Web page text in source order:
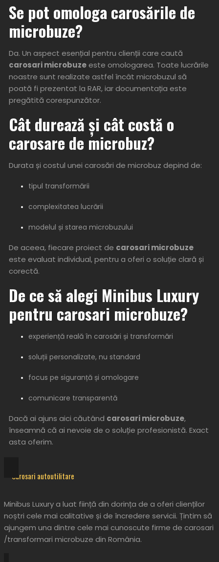
Se pot omologa carosările de
microbuze?
Da. Un aspect esențial pentru clienții care caută
carosari microbuzeeste omologarea. Toate lucrările
noastre sunt realizate astfel încât microbuzul să
poată fi prezentat la RAR, iar documentația este
pregătită corespunzător.
Cât durează și cât costă o
carosare de microbuz?
Durata și costul unei carosări de microbuz depind de:
tipul transformării
complexitatea lucrării
modelul și starea microbuzului
De aceea, fiecare proiect de carosari microbuze
este evaluat individual, pentru a oferi o soluție clară și
corectă.
De ce să alegi Minibus Luxury
pentru carosari microbuze?
experiență reală în carosări și transformări
soluții personalizate, nu standard
focus pe siguranță și omologare
comunicare transparentă
Dacă ai ajuns aici căutând carosari microbuze,
înseamnă că ai nevoie de o soluție profesionistă. Exact
asta oferim.
Minibus Luxury a luat ființă din dorința de a oferi clienților
noștri cele mai calitative și de încredere servicii. Țintim să
ajungem una dintre cele mai cunoscute firme de carosari
/transformari microbuze din România.